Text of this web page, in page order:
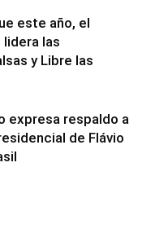
este año, el
las
y Libre las
expresa respaldo a
de Flávio